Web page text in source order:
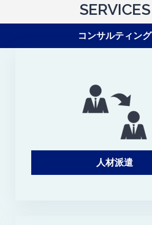
SERVICES
コンサルティング
人材派遣